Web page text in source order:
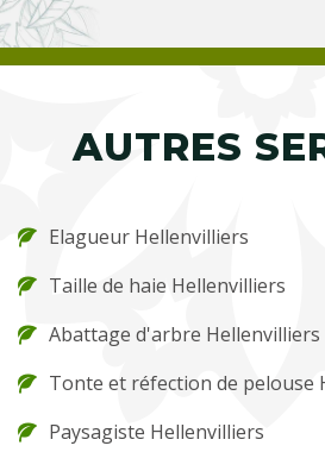
AUTRES
Elagueur Hellenvilliers
Taille de haie Hellenvilliers
Abattage d'arbre Hellenvilliers
Tonte et réfection de pelouse
Paysagiste Hellenvilliers